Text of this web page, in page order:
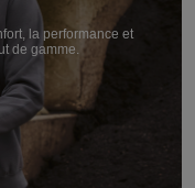
la performance et
de gamme.